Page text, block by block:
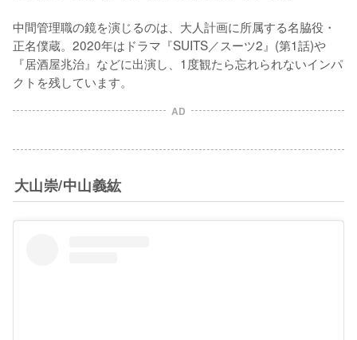
中間管理職の鏡を演じるのは、大人計画に所属する名脇役・
正名僕蔵。2020年はドラマ『SUITS／スーツ2』(第1話)や
『居酒屋兆治』などに出演し、1度観たら忘れられないインパ
クトを残しています。
AD
大山崇/中山義紘